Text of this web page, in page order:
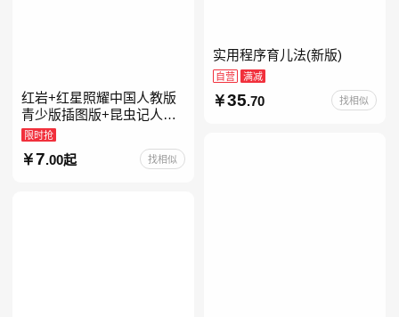
实用程序育儿法(新版)
自营 满减
35.70 找相似
红岩+红星照耀中国人教版
青少版插图版+昆虫记人教
版正版原著完整版红星为什
么照耀中国八年级上册的课
外书初二课外阅读书籍人教
限时抢
7.00起 找相似